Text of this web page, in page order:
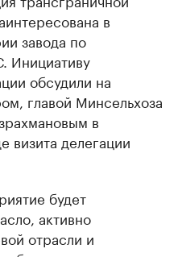
в
завода по
Инициативу
обсудили на
главой Минсельхоза
в
визита делегации
будет
активно
отрасли и